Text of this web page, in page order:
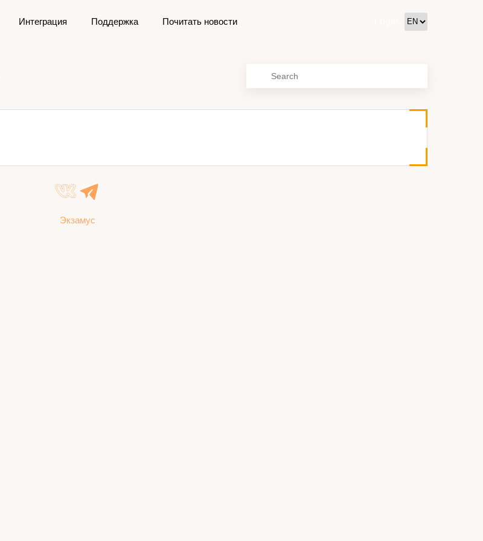
Интеграция Поддержка Почитать новости
Экзамус